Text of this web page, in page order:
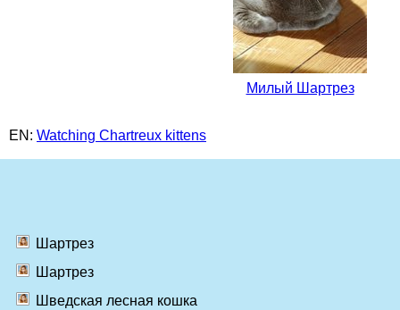
Милый Шартрез
EN: Watching Chartreux kittens
Шартрез
Шартрез
Шведская лесная кошка